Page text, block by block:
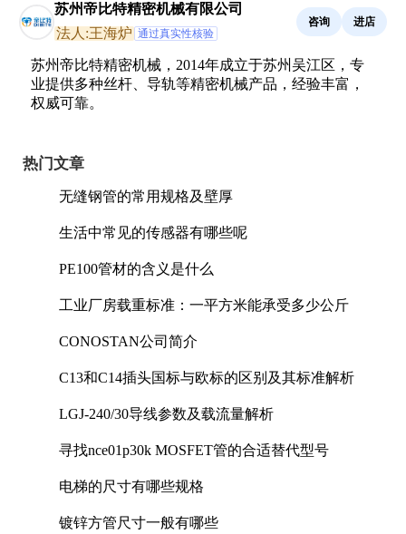
苏州帝比特精密机械有限公司
法人:王海炉 通过真实性核验
咨询 进店
苏州帝比特精密机械，2014年成立于苏州吴江区，专
业提供多种丝杆、导轨等精密机械产品，经验丰富，
权威可靠。
热门文章
无缝钢管的常用规格及壁厚
生活中常见的传感器有哪些呢
PE100管材的含义是什么
工业厂房载重标准：一平方米能承受多少公斤
CONOSTAN公司简介
C13和C14插头国标与欧标的区别及其标准解析
LGJ-240/30导线参数及载流量解析
寻找nce01p30k MOSFET管的合适替代型号
电梯的尺寸有哪些规格
镀锌方管尺寸一般有哪些